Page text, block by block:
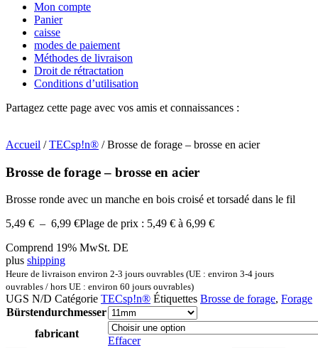
Mon compte
Panier
caisse
modes de paiement
Méthodes de livraison
Droit de rétractation
Conditions d’utilisation
Partagez cette page avec vos amis et connaissances :
Accueil /TECsp!n® / Brosse de forage – brosse en acier
Brosse de forage – brosse en acier
Brosse ronde avec un manche en bois croisé et torsadé dans le fil
5,49 € – 6,99 €Plage de prix : 5,49 € à 6,99 €
Comprend 19% MwSt. DE
plus shipping
Heure de livraison environ 2-3 jours ouvrables (UE : environ 3-4 jours
ouvrables / hors UE : environ 60 jours ouvrables)
UGS N/D Catégorie TECsp!n® Étiquettes Brosse de forage, Forage
Bürstendurchmesser
fabricant
Effacer